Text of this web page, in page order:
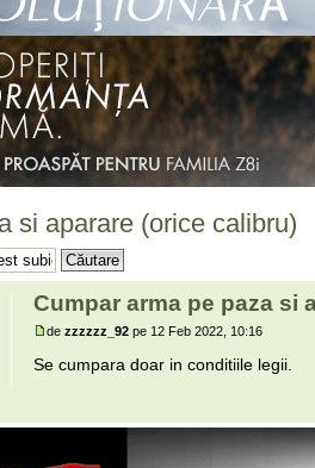
si aparare (orice calibru)
Cumpar arma pe paza si
de zzzzzz_92pe 12 Feb 2022, 10:16
Se cumpara doar in conditiile legii.